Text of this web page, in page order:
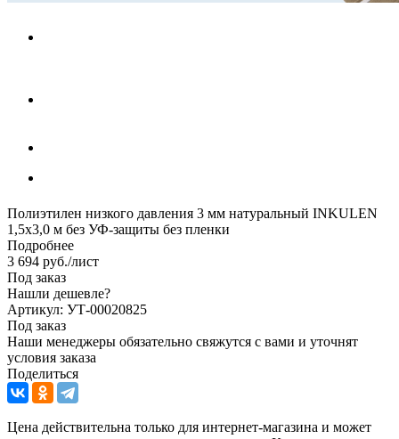
Полиэтилен низкого давления 3 мм натуральный INKULEN
1,5х3,0 м без УФ-защиты без пленки
Подробнее
3 694 руб./лист
Под заказ
Нашли дешевле?
Артикул: УТ-00020825
Под заказ
Наши менеджеры обязательно свяжутся с вами и уточнят
условия заказа
Поделиться
Цена действительна только для интернет-магазина и может